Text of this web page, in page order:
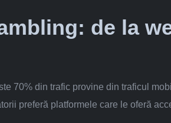
de la
70% din trafic provine din traficul
preferă platformele care le oferă